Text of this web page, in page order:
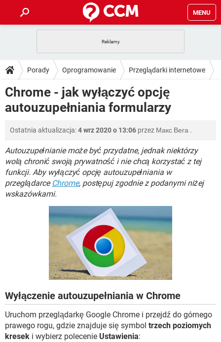
MENU
GRY WHATSAPP
SPOTIFY NETFLIX
INSTAGRAM FACEBOOK
PORADY
PlayStation TIKTOK
GRY WHATSAPP
INSTAGRAM FACEBOOK
WINDOWS 10
DO POBRANIA
ANDROID TIKTOK
INSTAGRAM FACEBOOK
WINDOWS 10
FORUM
COVID-19 TIKTOK
GRY WHATSAPP
SPOTIFY NETFLIX
INSTAGRAM FACEBOOK
WINDOWS 10
COVID-19 TIKTOK
GRY WHATSAPP
SPOTIFY
FACEBOOK
Porady Oprogramowanie Przeglądarki internetowe
Google Chrome
Chrome - jak wyłączyć opcję
autouzupełniania formularzy
Ostatnia aktualizacja:4 wrz 2020 o 13:06 przez Макс Вега .
Autouzupełnianie może być przydatne, jednak niektórzy
wolą chronić swoją prywatność i nie chcą korzystać z tej
funkcji. Aby wyłączyć opcję autouzupełniania w
przeglądarce Chrome, postępuj zgodnie z podanymi niżej
wskazówkami.
Wyłączenie autouzupełniania w Chrome
Uruchom przeglądarkę Google Chrome i przejdź do górnego
prawego rogu, gdzie znajduje się symbol trzech poziomych
kresek i wybierz polecenie Ustawienia: